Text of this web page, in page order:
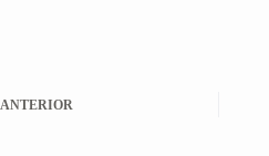
ANTERIOR